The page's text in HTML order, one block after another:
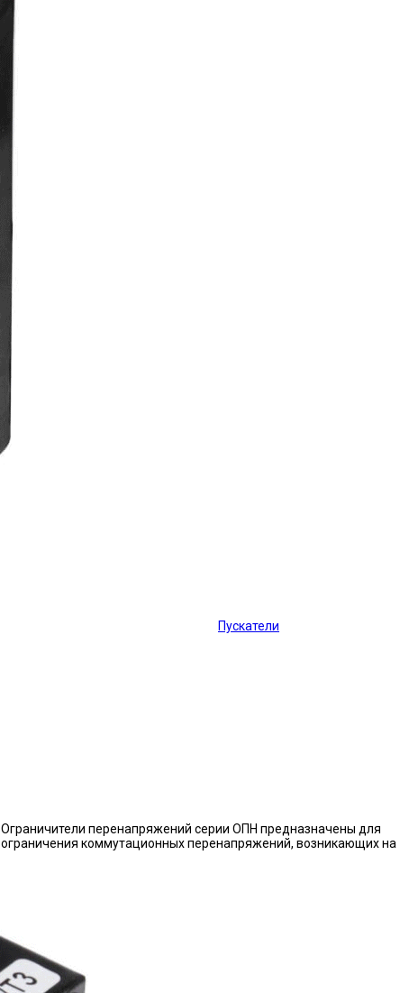
Пускатели
Ограничители перенапряжений серии ОПН предназначены для
ограничения коммутационных перенапряжений, возникающих на